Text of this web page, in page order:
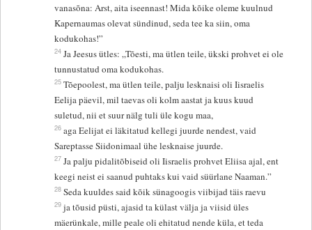
vanasõna: Arst, aita iseennast! Mida kõike oleme kuulnud
Kapernaumas olevat sündinud, seda tee ka siin, oma
kodukohas!”
24 Ja Jeesus ütles: „Tõesti, ma ütlen teile, ükski prohvet ei ole
tunnustatud oma kodukohas.
25 Tõepoolest, ma ütlen teile, palju lesknaisi oli Iisraelis
Eelija päevil, mil taevas oli kolm aastat ja kuus kuud
suletud, nii et suur nälg tuli üle kogu maa,
26 aga Eelijat ei läkitatud kellegi juurde nendest, vaid
Sareptasse Siidonimaal ühe lesknaise juurde.
27 Ja palju pidalitõbiseid oli Iisraelis prohvet Eliisa ajal, ent
keegi neist ei saanud puhtaks kui vaid süürlane Naaman.”
28 Seda kuuldes said kõik sünagoogis viibijad täis raevu
29 ja tõusid püsti, ajasid ta külast välja ja viisid üles
mäerünkale, mille peale oli ehitatud nende küla, et teda